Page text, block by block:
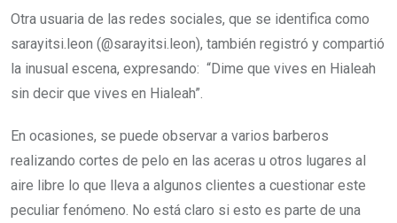
Otra usuaria de las redes sociales, que se identifica como
sarayitsi.leon (@sarayitsi.leon), también registró y compartió
la inusual escena, expresando: “Dime que vives en Hialeah
sin decir que vives en Hialeah”.
En ocasiones, se puede observar a varios barberos
realizando cortes de pelo en las aceras u otros lugares al
aire libre lo que lleva a algunos clientes a cuestionar este
peculiar fenómeno. No está claro si esto es parte de una